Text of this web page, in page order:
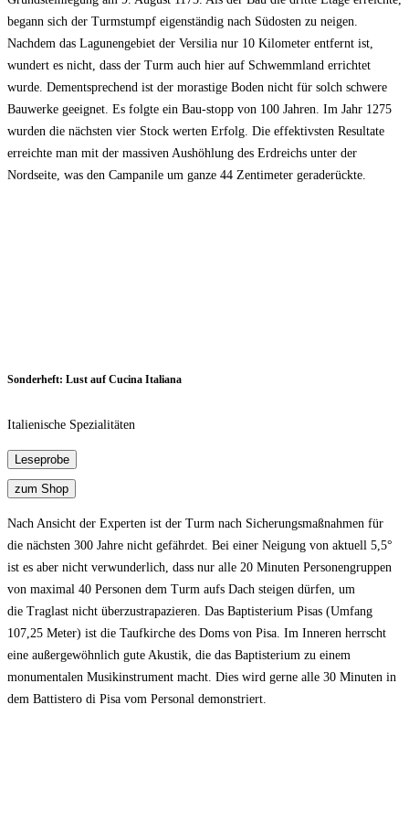
begann sich der Turmstumpf eigenständig nach Südosten zu neigen.
Nachdem das Lagunengebiet der Versilia nur 10 Kilometer entfernt ist,
wundert es nicht, dass der Turm auch hier auf Schwemmland errichtet
wurde. Dementsprechend ist der morastige Boden nicht für solch schwere
Bauwerke geeignet. Es folgte ein Bau-stopp von 100 Jahren. Im Jahr 1275
wurden die nächsten vier Stock werten Erfolg. Die effektivsten Resultate
erreichte man mit der massiven Aushöhlung des Erdreichs unter der
Nordseite, was den Campanile um ganze 44 Zentimeter geraderückte.
Sonderheft: Lust auf Cucina Italiana
Italienische Spezialitäten
Nach Ansicht der Experten ist der Turm nach Sicherungsmaßnahmen für
die nächsten 300 Jahre nicht gefährdet. Bei einer Neigung von aktuell 5,5°
ist es aber nicht verwunderlich, dass nur alle 20 Minuten Personengruppen
von maximal 40 Personen dem Turm aufs Dach steigen dürfen, um
die Traglast nicht überzustrapazieren. Das Baptisterium Pisas (Umfang
107,25 Meter) ist die Taufkirche des Doms von Pisa. Im Inneren herrscht
eine außergewöhnlich gute Akustik, die das Baptisterium zu einem
monumentalen Musikinstrument macht. Dies wird gerne alle 30 Minuten in
dem Battistero di Pisa vom Personal demonstriert.